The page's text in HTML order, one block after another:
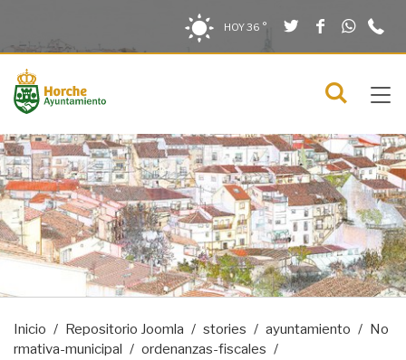
HOY36 ° TwitterFacebook
menú
Inicio Repositorio Joomla stories ayuntamiento
No
rmativa-municipal
ordenanzas-fiscales